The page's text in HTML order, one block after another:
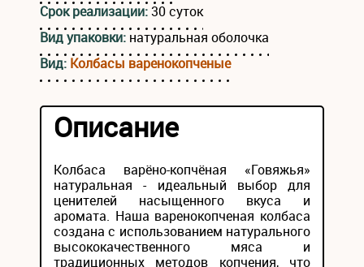
Срок реализации:30 суток
Вид упаковки: натуральная оболочка
Вид: Колбасы варенокопченые
Описание
Колбаса варёно-копчёная «Говяжья»
натуральная - идеальный выбор для
ценителей насыщенного вкуса и
аромата. Наша варенокопченая колбаса
создана с использованием натурального
высококачественного мяса и
традиционных методов копчения, что